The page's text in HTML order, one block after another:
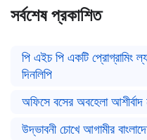
সর্বশেষ প্রকাশিত
পি এইচ পি একটি প্রোগ্রামিং
দিনলিপি
অফিসে বসের অবহেলা আশীর্বাদ
উদ্ভাবনী চোখে আগামীর